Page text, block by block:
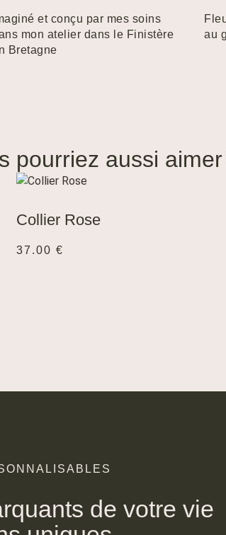
et conçu par mes soins
mon atelier dans le Finistère
Bretagne
au
pourriez aussi aimer
Collier Rose
37.00 €
de votre vie